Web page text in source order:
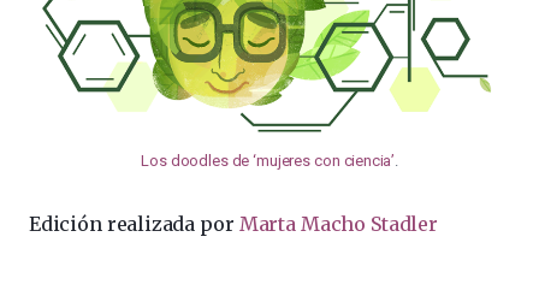
Los doodles de ‘mujeres con ciencia’
Edición realizada por Marta Macho Stadler